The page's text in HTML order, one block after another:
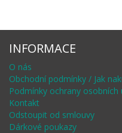
INFORMACE
O nás
Obchodní podmínky / Jak
Podmínky ochrany osobních
Kontakt
Odstoupit od smlouvy
Dárkové poukazy